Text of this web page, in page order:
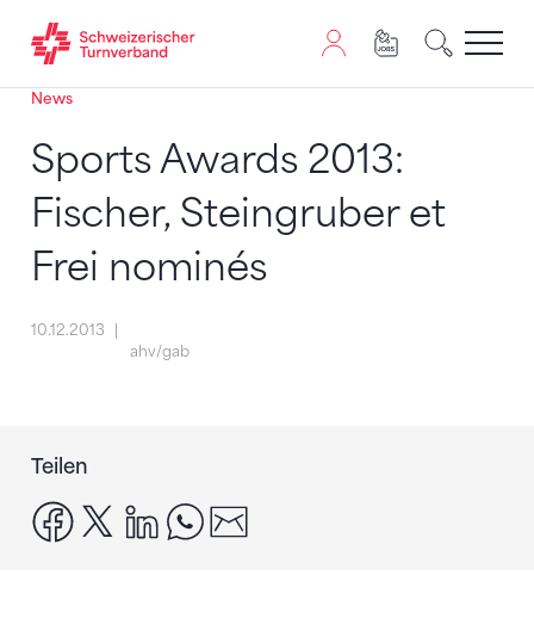
Zum Inhalt springen
Zur Sitemap navigieren
Zum Navigieren dieser Seite wird JavaScript benötigt.
News
Sports Awards 2013:
Fischer, Steingruber et
Frei nominés
10.12.2013
ahv/gab
Teilen
facebook
x linkedinwhatsapp